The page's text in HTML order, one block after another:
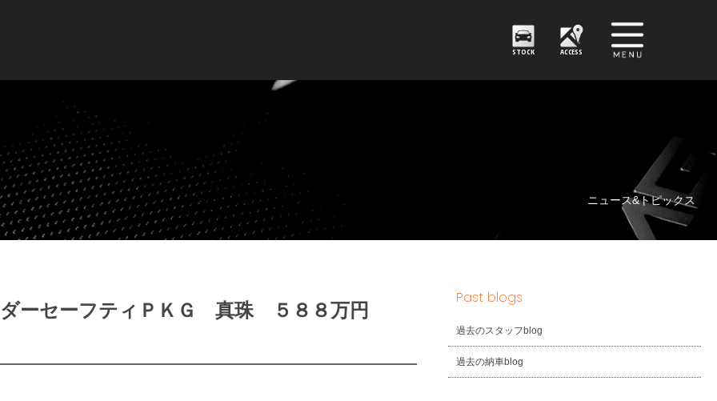
STOCK ACCESS
ニュース&トピックス
ダーセーフティＰＫＧ 真珠 ５８８万円
Past blogs
過去のスタッフblog
過去の納車blog